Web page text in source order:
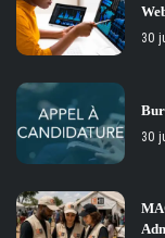
30
30